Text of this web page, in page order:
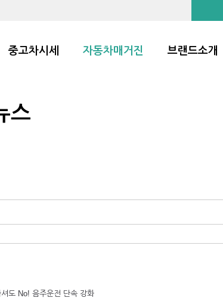
중고차시세 자동차매거진 브랜드소개
스
도 No! 음주운전 단속 강화